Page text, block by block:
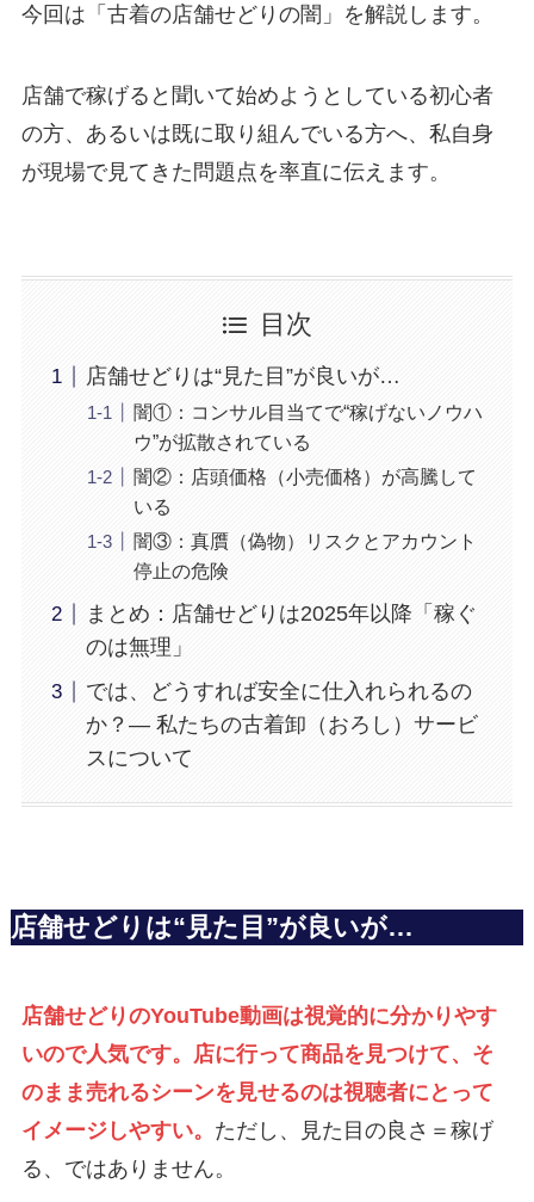
今回は「古着の店舗せどりの闇」を解説します。
店舗で稼げると聞いて始めようとしている初心者
の方、あるいは既に取り組んでいる方へ、私自身
が現場で見てきた問題点を率直に伝えます。
目次
店舗せどりは“見た目”が良いが…
闇①：コンサル目当てで“稼げないノウハ
ウ”が拡散されている
闇②：店頭価格（小売価格）が高騰して
いる
闇③：真贋（偽物）リスクとアカウント
停止の危険
まとめ：店舗せどりは2025年以降「稼ぐ
のは無理」
では、どうすれば安全に仕入れられるの
か？— 私たちの古着卸（おろし）サービ
スについて
店舗せどりは“見た目”が良いが…
店舗せどりのYouTube動画は視覚的に分かりやす
いので人気です。店に行って商品を見つけて、そ
のまま売れるシーンを見せるのは視聴者にとって
イメージしやすい。 ただし、見た目の良さ＝稼げ
る、ではありません。